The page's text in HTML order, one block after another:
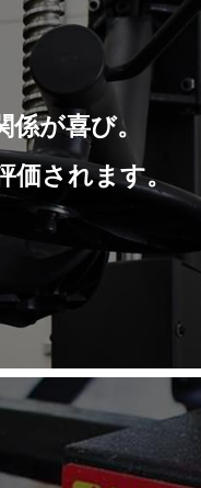
が喜び。
価されます。